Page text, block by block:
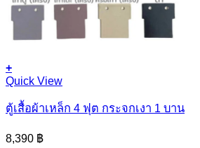
+
Quick View
ตู้เสื้อผ้าเหล็ก 4 ฟุต กระจกเงา 1 บาน
8,390 ฿